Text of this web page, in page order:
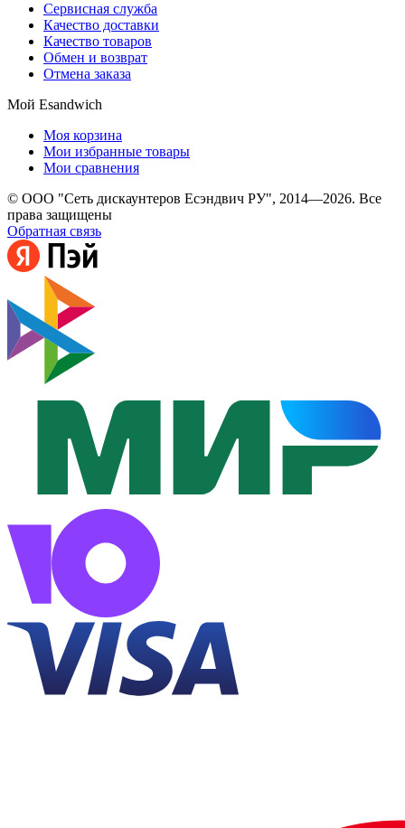
Сервисная служба
Качество доставки
Качество товаров
Обмен и возврат
Отмена заказа
Мой Esandwich
Моя корзина
Мои избранные товары
Мои сравнения
© ООО "Сеть дискаунтеров Есэндвич РУ", 2014—2026. Все
права защищены
Обратная связь